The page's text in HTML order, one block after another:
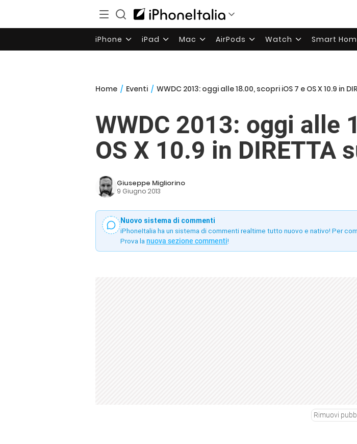
iPhone iPad Mac AirPods Watch Smart
Home / Eventi / WWDC 2013: oggi alle 18.00, scopri iOS 7 e OS X 10.9 in
WWDC 2013: oggi alle
OS X 10.9 in DIRETTA
Giuseppe Migliorino
9 Giugno 2013
Nuovo sistema di commenti
iPhoneItalia ha un sistema di commenti realtime tutto nuovo e nativo! Per
Prova la nuova sezione commenti!
Rimuovi